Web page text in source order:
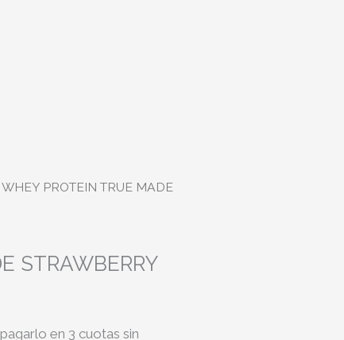
PROTEIN TRUE MADE
STRAWBERRY
en 3 cuotas sin